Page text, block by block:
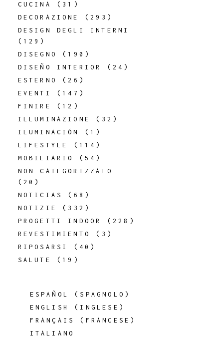
CUCINA
(31)
DECORAZIONE
(293)
DESIGN DEGLI INTERNI
(129)
DISEGNO
(190)
DISEÑO INTERIOR
(24)
ESTERNO
(26)
EVENTI
(147)
FINIRE
(12)
ILLUMINAZIONE
(32)
ILUMINACIÓN
(1)
LIFESTYLE
(114)
MOBILIARIO
(54)
NON CATEGORIZZATO
(20)
NOTICIAS
(68)
NOTIZIE
(332)
PROGETTI INDOOR
(228)
REVESTIMIENTO
(3)
RIPOSARSI
(40)
SALUTE
(19)
ESPAÑOL ( SPAGNOLO )
ENGLISH
( INGLESE )
FRANÇAIS
( FRANCESE )
ITALIANO